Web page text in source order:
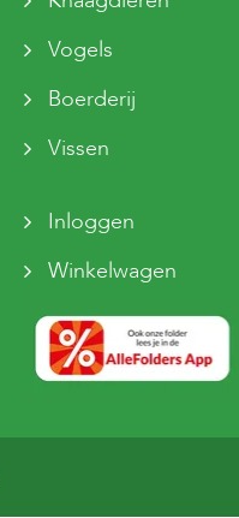
Vogels
Boerderij
Vissen
Inloggen
Winkelwagen